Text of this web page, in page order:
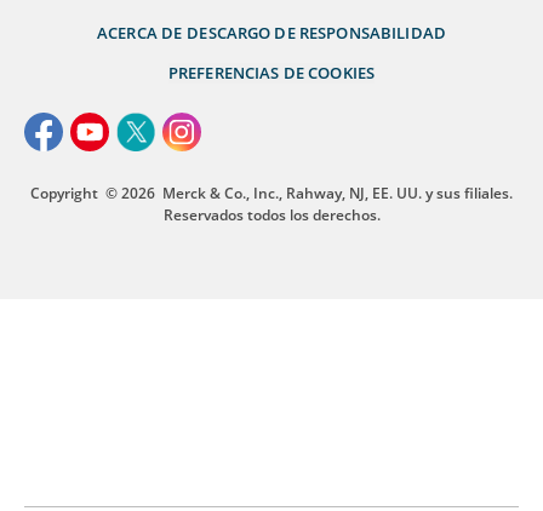
ACERCA DE DESCARGO DE RESPONSABILIDAD
PREFERENCIAS DE COOKIES
Copyright © 2026 Merck & Co., Inc., Rahway, NJ, EE. UU. y sus filiales.
Reservados todos los derechos.